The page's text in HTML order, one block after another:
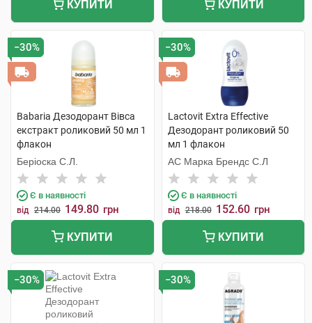
КУПИТИ КУПИТИ
−30%
Babaria Дезодорант Вівса
екстракт роликовий 50 мл 1
флакон
Беріоска С.Л.
Є в наявності
від 214.00 149.80 грн
КУПИТИ
−30%
Lactovit Extra Effective
Дезодорант роликовий 50
мл 1 флакон
АС Марка Брендс С.Л
Є в наявності
від 218.00 152.60 грн
КУПИТИ
−30% −30%